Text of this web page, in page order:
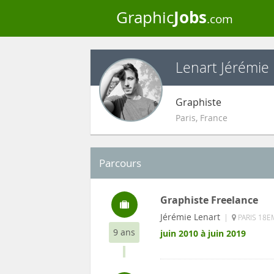
GraphicJobs.com
Lenart Jérémie
Graphiste
Paris, France
Parcours
9 ans
Graphiste Freelance
Jérémie Lenart | PARIS
juin 2010 à juin 2019